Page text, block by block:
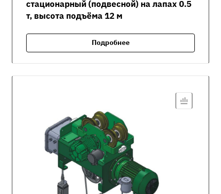
стационарный (подвесной) на лапах 0.5
т, высота подъёма 12 м
Подробнее